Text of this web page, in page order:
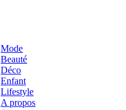
Mode
Beauté
Déco
Enfant
Lifestyle
A propos